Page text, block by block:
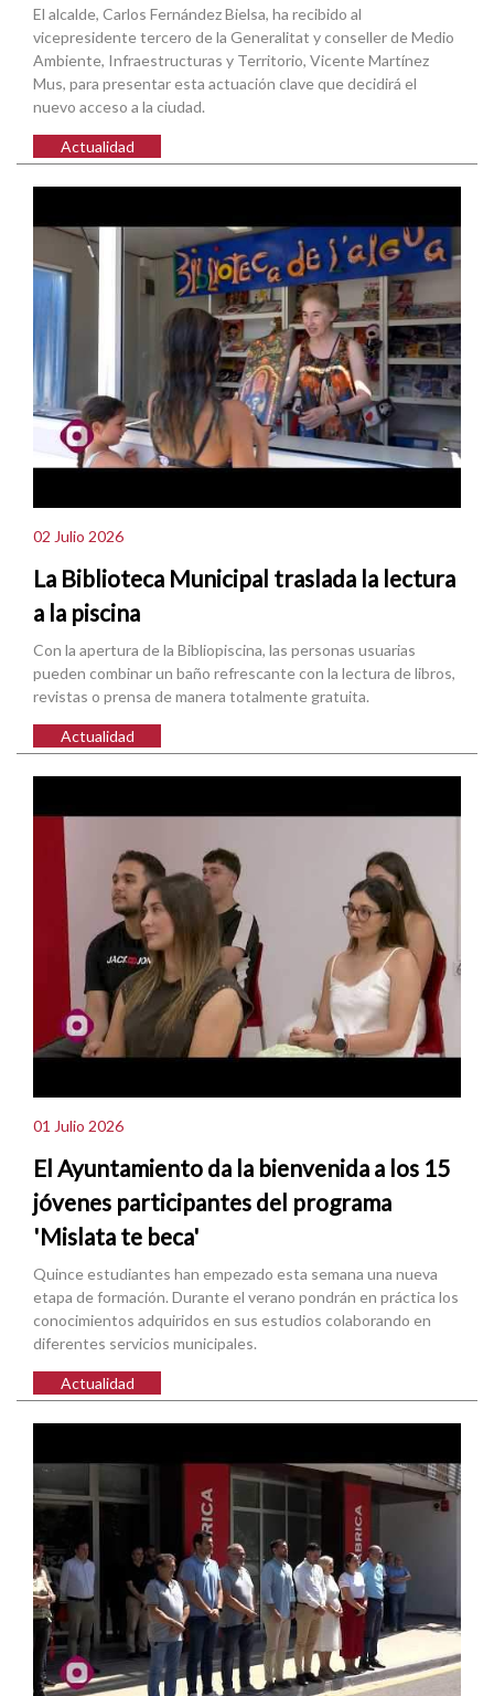
El alcalde, Carlos Fernández Bielsa, ha recibido al
vicepresidente tercero de la Generalitat y conseller de Medio
Ambiente, Infraestructuras y Territorio, Vicente Martínez
Mus, para presentar esta actuación clave que decidirá el
nuevo acceso a la ciudad.
Actualidad
02 Julio 2026
La Biblioteca Municipal traslada la lectura
a la piscina
Con la apertura de la Bibliopiscina, las personas usuarias
pueden combinar un baño refrescante con la lectura de libros,
revistas o prensa de manera totalmente gratuita.
Actualidad
01 Julio 2026
El Ayuntamiento da la bienvenida a los 15
jóvenes participantes del programa
'Mislata te beca'
Quince estudiantes han empezado esta semana una nueva
etapa de formación. Durante el verano pondrán en práctica los
conocimientos adquiridos en sus estudios colaborando en
diferentes servicios municipales.
Actualidad